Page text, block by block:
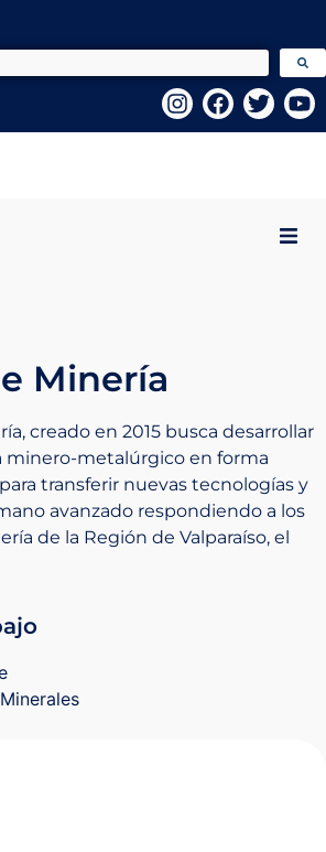
Minería
creado en 2015 busca desarrollar
minero-metalúrgico en forma
transferir nuevas tecnologías y
avanzado respondiendo a los
de la Región de Valparaíso, el